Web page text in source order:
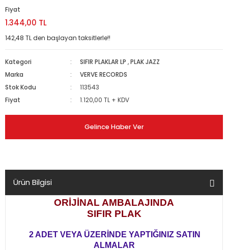
Fiyat
1.344,00 TL
142,48 TL den başlayan taksitlerle!!
Kategori SIFIR PLAKLAR LP ,PLAK JAZZ
Marka
VERVE RECORDS
Stok Kodu
113543
Fiyat
1.120,00 TL + KDV
Gelince Haber Ver
Ürün Bilgisi
ORİJİNAL AMBALAJINDA
SIFIR PLAK
2 ADET VEYA ÜZERİNDE YAPTIĞINIZ SATIN
ALMALAR